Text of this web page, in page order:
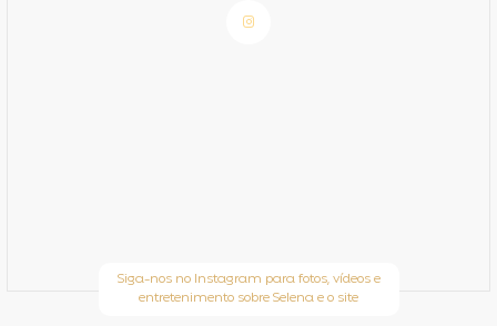
Siga-nos no Instagram para fotos, vídeos e
entretenimento sobre Selena e o site